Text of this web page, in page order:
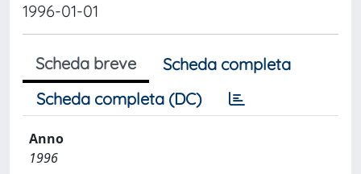
1996-01-01
Scheda breve
Scheda completa
Scheda completa (DC)
Anno
1996